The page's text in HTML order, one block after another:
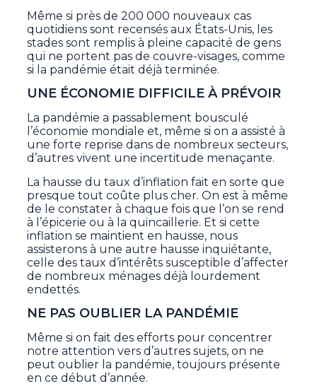
Même si près de 200 000 nouveaux cas
quotidiens sont recensés aux États-Unis, les
stades sont remplis à pleine capacité de gens
qui ne portent pas de couvre-visages, comme
si la pandémie était déjà terminée.
UNE ÉCONOMIE DIFFICILE À PRÉVOIR
La pandémie a passablement bousculé
l’économie mondiale et, même si on a assisté à
une forte reprise dans de nombreux secteurs,
d’autres vivent une incertitude menaçante.
La hausse du taux d’inflation fait en sorte que
presque tout coûte plus cher. On est à même
de le constater à chaque fois que l’on se rend
à l’épicerie ou à la quincaillerie. Et si cette
inflation se maintient en hausse, nous
assisterons à une autre hausse inquiétante,
celle des taux d’intérêts susceptible d’affecter
de nombreux ménages déjà lourdement
endettés.
NE PAS OUBLIER LA PANDÉMIE
Même si on fait des efforts pour concentrer
notre attention vers d’autres sujets, on ne
peut oublier la pandémie, toujours présente
en ce début d’année.